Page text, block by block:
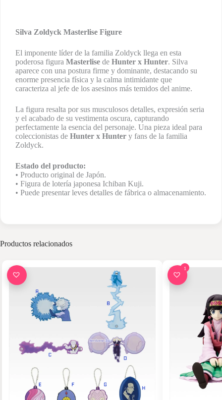
Silva Zoldyck Masterlise Figure
El imponente líder de la familia Zoldyck llega en esta
poderosa figura Masterlise de Hunter x Hunter. Silva
aparece con una postura firme y dominante, destacando su
enorme presencia física y la calma intimidante que
caracteriza al jefe de los asesinos más temidos del anime.
La figura resalta por sus musculosos detalles, expresión seria
y el acabado de su vestimenta oscura, capturando
perfectamente la esencia del personaje. Una pieza ideal para
coleccionistas de Hunter x Hunter y fans de la familia
Zoldyck.
Estado del producto:
• Producto original de Japón.
• Figura de lotería japonesa Ichiban Kuji.
• Puede presentar leves detalles de fábrica o almacenamiento.
Productos relacionados
1